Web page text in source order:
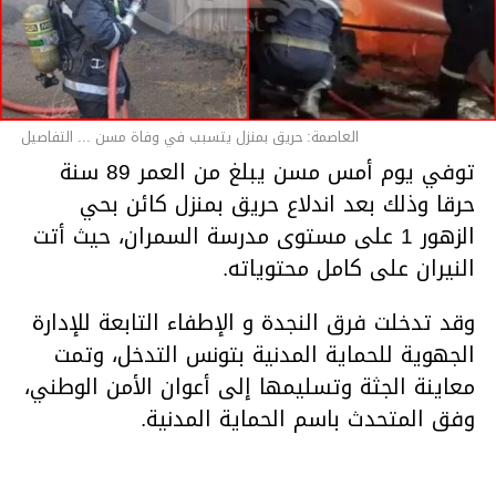
العاصمة: حريق بمنزل يتسبب في وفاة مسن ... التفاصيل
توفي يوم أمس مسن يبلغ من العمر 89 سنة
حرقا وذلك بعد اندلاع حريق بمنزل كائن بحي
الزهور 1 على مستوى مدرسة السمران، حيث أتت
النيران على كامل محتوياته.
وقد تدخلت فرق النجدة و الإطفاء التابعة للإدارة
الجهوية للحماية المدنية بتونس التدخل، وتمت
معاينة الجثة وتسليمها إلى أعوان الأمن الوطني،
وفق المتحدث باسم الحماية المدنية.